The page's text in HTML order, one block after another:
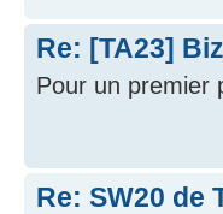
Re: [TA23]
Pour un premier
Re: SW20 de